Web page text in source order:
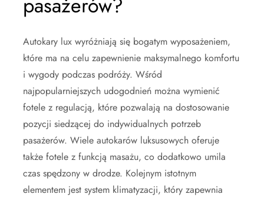
Autokary lux wyróżniają się bogatym wyposażeniem,
które ma na celu zapewnienie maksymalnego komfortu
i wygody podczas podróży. Wśród
najpopularniejszych udogodnień można wymienić
fotele z regulacją, które pozwalają na dostosowanie
pozycji siedzącej do indywidualnych potrzeb
pasażerów. Wiele autokarów luksusowych oferuje
także fotele z funkcją masażu, co dodatkowo umila
czas spędzony w drodze. Kolejnym istotnym
elementem jest system klimatyzacji, który zapewnia